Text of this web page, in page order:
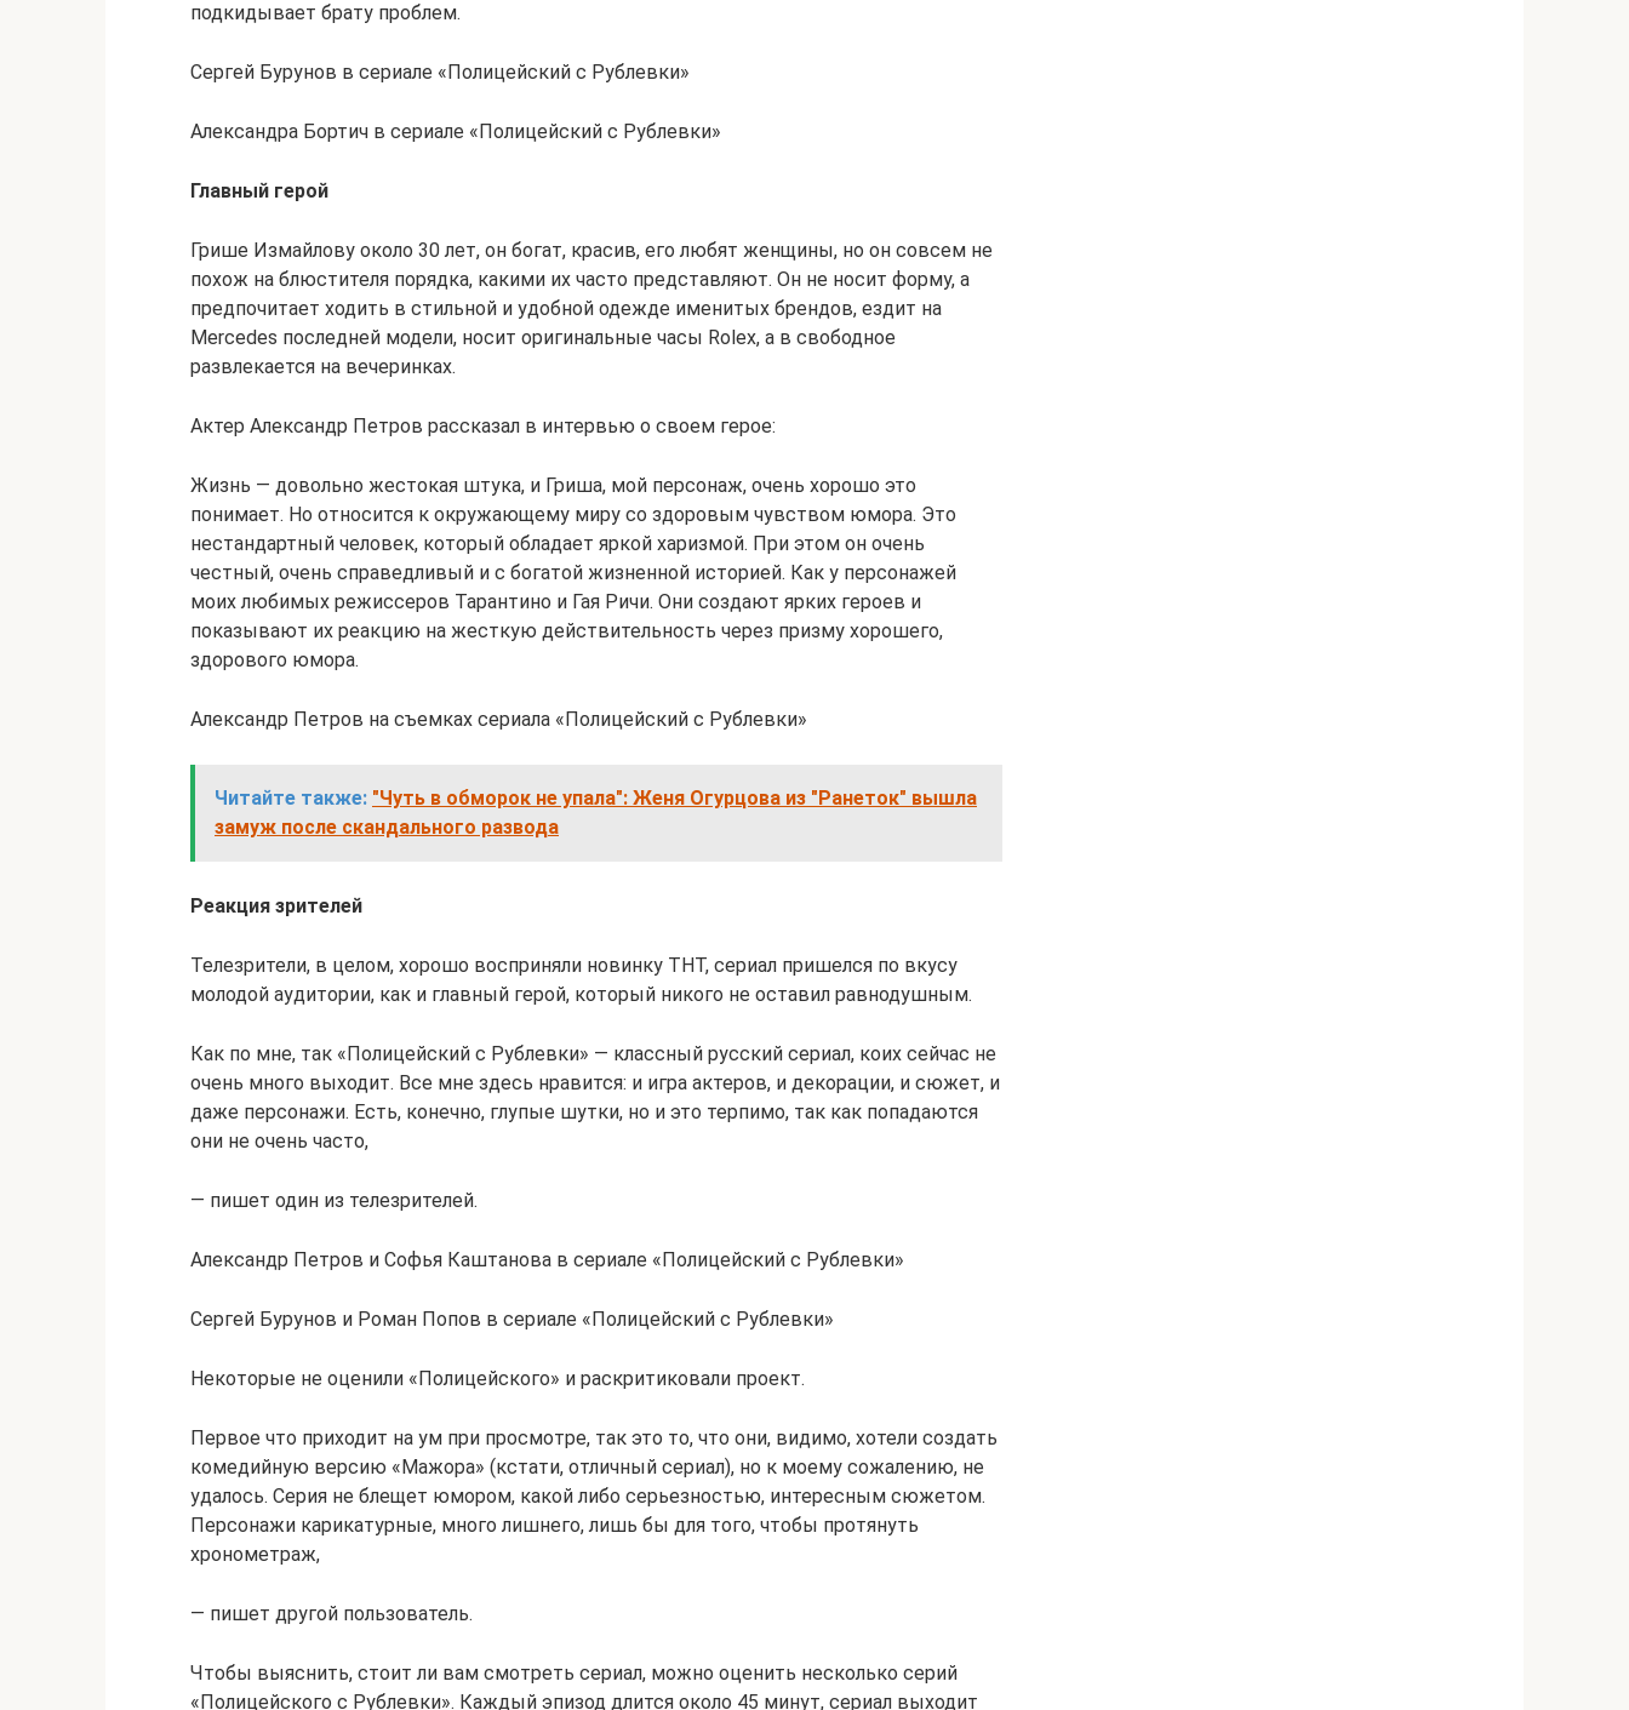
подкидывает брату проблем.
Сергей Бурунов в сериале «Полицейский с Рублевки»
Александра Бортич в сериале «Полицейский с Рублевки»
Главный герой
Грише Измайлову около 30 лет, он богат, красив, его любят женщины, но он совсем не
похож на блюстителя порядка, какими их часто представляют. Он не носит форму, а
предпочитает ходить в стильной и удобной одежде именитых брендов, ездит на
Mercedes последней модели, носит оригинальные часы Rolex, а в свободное
развлекается на вечеринках.
Актер Александр Петров рассказал в интервью о своем герое:
Жизнь — довольно жестокая штука, и Гриша, мой персонаж, очень хорошо это
понимает. Но относится к окружающему миру со здоровым чувством юмора. Это
нестандартный человек, который обладает яркой харизмой. При этом он очень
честный, очень справедливый и с богатой жизненной историей. Как у персонажей
моих любимых режиссеров Тарантино и Гая Ричи. Они создают ярких героев и
показывают их реакцию на жесткую действительность через призму хорошего,
здорового юмора.
Александр Петров на съемках сериала «Полицейский с Рублевки»
Читайте также: "Чуть в обморок не упала": Женя Огурцова из "Ранеток" вышла
замуж после скандального развода
Реакция зрителей
Телезрители, в целом, хорошо восприняли новинку ТНТ, сериал пришелся по вкусу
молодой аудитории, как и главный герой, который никого не оставил равнодушным.
Как по мне, так «Полицейский с Рублевки» — классный русский сериал, коих сейчас не
очень много выходит. Все мне здесь нравится: и игра актеров, и декорации, и сюжет, и
даже персонажи. Есть, конечно, глупые шутки, но и это терпимо, так как попадаются
они не очень часто,
— пишет один из телезрителей.
Александр Петров и Софья Каштанова в сериале «Полицейский с Рублевки»
Сергей Бурунов и Роман Попов в сериале «Полицейский с Рублевки»
Некоторые не оценили «Полицейского» и раскритиковали проект.
Первое что приходит на ум при просмотре, так это то, что они, видимо, хотели создать
комедийную версию «Мажора» (кстати, отличный сериал), но к моему сожалению, не
удалось. Серия не блещет юмором, какой либо серьезностью, интересным сюжетом.
Персонажи карикатурные, много лишнего, лишь бы для того, чтобы протянуть
хронометраж,
— пишет другой пользователь.
Чтобы выяснить, стоит ли вам смотреть сериал, можно оценить несколько серий
«Полицейского с Рублевки». Каждый эпизод длится около 45 минут, сериал выходит